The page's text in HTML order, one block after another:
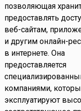
позволяющая
предоставлять
веб-сайтам,
и другим онлайн-
в интернете. Она
предоставляется
компаниями,
эксплуатируют